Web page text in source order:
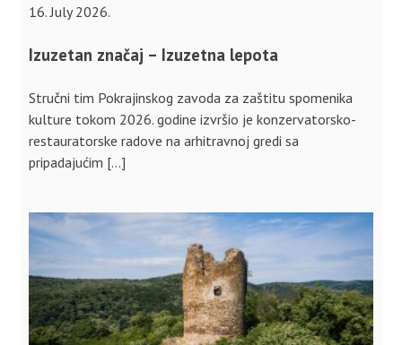
16. July 2026.
Izuzetan značaj – Izuzetna lepota
Stručni tim Pokrajinskog zavoda za zaštitu spomenika
kulture tokom 2026. godine izvršio je konzervatorsko-
restauratorske radove na arhitravnoj gredi sa
pripadajućim […]